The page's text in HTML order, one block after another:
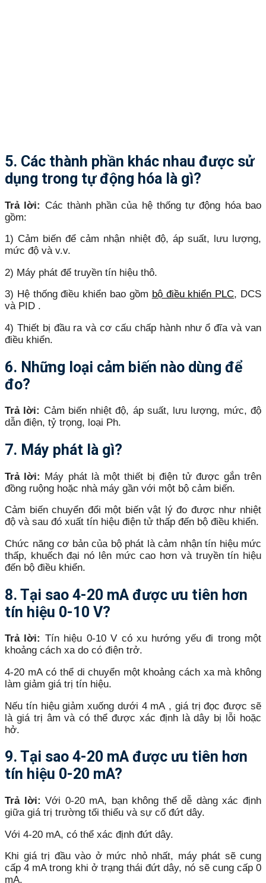
5. Các thành phần khác nhau được sử
dụng trong tự động hóa là gì?
Trả lời: Các thành phần của hệ thống tự động hóa bao
gồm:
1) Cảm biến để cảm nhận nhiệt độ, áp suất, lưu lượng,
mức độ và v.v.
2) Máy phát để truyền tín hiệu thô.
3) Hệ thống điều khiển bao gồm bộ điều khiển PLC, DCS
và PID .
4) Thiết bị đầu ra và cơ cấu chấp hành như ổ đĩa và van
điều khiển.
6. Những loại cảm biến nào dùng để
đo?
Trả lời: Cảm biến nhiệt độ, áp suất, lưu lượng, mức, độ
dẫn điện, tỷ trọng, loại Ph.
7. Máy phát là gì?
Trả lời: Máy phát là một thiết bị điện tử được gắn trên
đồng ruộng hoặc nhà máy gần với một bộ cảm biến.
Cảm biến chuyển đổi một biến vật lý đo được như nhiệt
độ và sau đó xuất tín hiệu điện tử thấp đến bộ điều khiển.
Chức năng cơ bản của bộ phát là cảm nhận tín hiệu mức
thấp, khuếch đại nó lên mức cao hơn và truyền tín hiệu
đến bộ điều khiển.
8. Tại sao 4-20 mA được ưu tiên hơn
tín hiệu 0-10 V?
Trả lời: Tín hiệu 0-10 V có xu hướng yếu đi trong một
khoảng cách xa do có điện trở.
4-20 mA có thể di chuyển một khoảng cách xa mà không
làm giảm giá trị tín hiệu.
Nếu tín hiệu giảm xuống dưới 4 mA , giá trị đọc được sẽ
là giá trị âm và có thể được xác định là dây bị lỗi hoặc
hở.
9. Tại sao 4-20 mA được ưu tiên hơn
tín hiệu 0-20 mA?
Trả lời: Với 0-20 mA, bạn không thể dễ dàng xác định
giữa giá trị trường tối thiểu và sự cố đứt dây.
Với 4-20 mA, có thể xác định đứt dây.
Khi giá trị đầu vào ở mức nhỏ nhất, máy phát sẽ cung
cấp 4 mA trong khi ở trạng thái đứt dây, nó sẽ cung cấp 0
mA.